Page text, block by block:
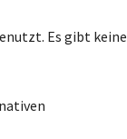
Es gibt keine